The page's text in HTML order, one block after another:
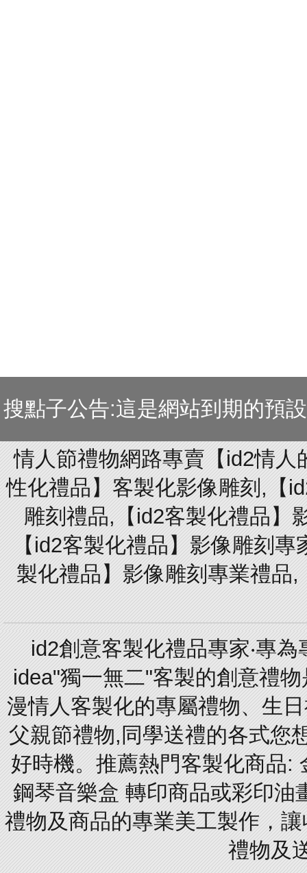
搜點子公告:這是網站到期的預
情人節禮物網路專賣【id2情
性化禮品】客製化影像雕刻,【
雕刻禮品,【id2客製化禮品】
【id2客製化禮品】影像雕刻
製化禮品】影像雕刻專業禮品
id2創意客製化禮品專家‧專
idea"獨一無二"客製的創意禮
漫情人客製化的專屬禮物、生
父親節禮物,同學送禮的各式您
好時機。推薦熱門客製化商品:
鋼琴音樂盒 轉印商品或彩印油
禮物及商品的專業美工製作，
禮物及